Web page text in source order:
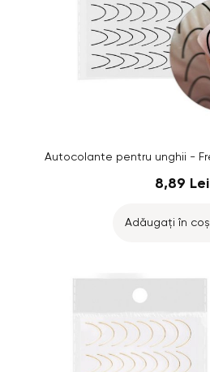
8,89 Lei
Adăugați în coș